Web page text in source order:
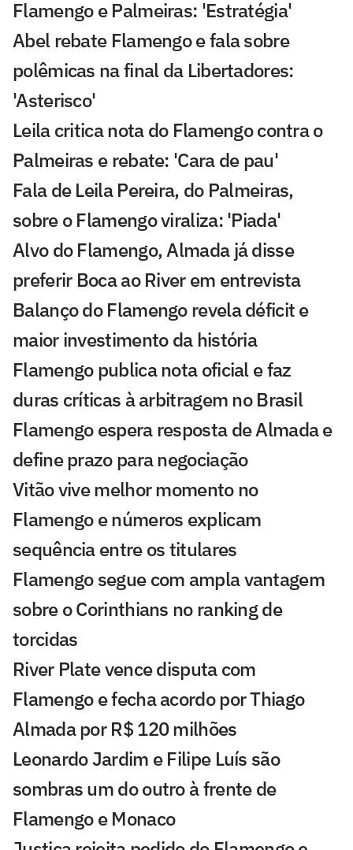
Flamengo e Palmeiras: 'Estratégia'
Abel rebate Flamengo e fala sobre
polêmicas na final da Libertadores:
'Asterisco'
Leila critica nota do Flamengo contra o
Palmeiras e rebate: 'Cara de pau'
Fala de Leila Pereira, do Palmeiras,
sobre o Flamengo viraliza: 'Piada'
Alvo do Flamengo, Almada já disse
preferir Boca ao River em entrevista
Balanço do Flamengo revela déficit e
maior investimento da história
Flamengo publica nota oficial e faz
duras críticas à arbitragem no Brasil
Flamengo espera resposta de Almada e
define prazo para negociação
Vitão vive melhor momento no
Flamengo e números explicam
sequência entre os titulares
Flamengo segue com ampla vantagem
sobre o Corinthians no ranking de
torcidas
River Plate vence disputa com
Flamengo e fecha acordo por Thiago
Almada por R$ 120 milhões
Leonardo Jardim e Filipe Luís são
sombras um do outro à frente de
Flamengo e Monaco